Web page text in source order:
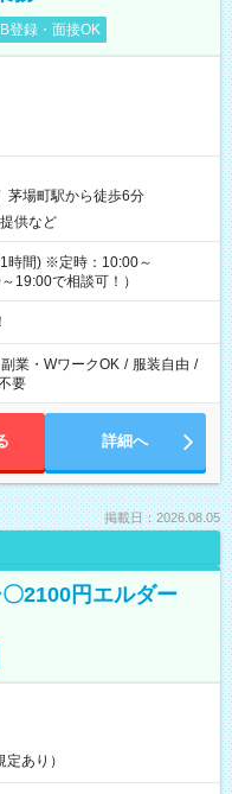
登録・面接OK
茅場町駅から徒歩6分
供など
時間) ※定時：10:00～
19:00で相談可！）
副業・WワークOK / 服装自由 /
要
詳細へ
掲載日：2026.08.05
2100円エルダー
あり）